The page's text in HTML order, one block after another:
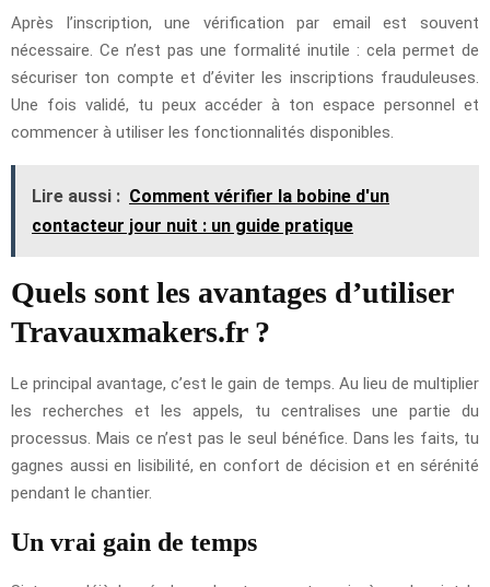
Après l’inscription, une vérification par email est souvent
nécessaire. Ce n’est pas une formalité inutile : cela permet de
sécuriser ton compte et d’éviter les inscriptions frauduleuses.
Une fois validé, tu peux accéder à ton espace personnel et
commencer à utiliser les fonctionnalités disponibles.
Lire aussi : Comment vérifier la bobine d'un
contacteur jour nuit : un guide pratique
Quels sont les avantages d’utiliser
Travauxmakers.fr ?
Le principal avantage, c’est le gain de temps. Au lieu de multiplier
les recherches et les appels, tu centralises une partie du
processus. Mais ce n’est pas le seul bénéfice. Dans les faits, tu
gagnes aussi en lisibilité, en confort de décision et en sérénité
pendant le chantier.
Un vrai gain de temps